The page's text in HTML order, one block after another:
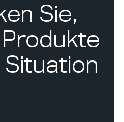
Sie,